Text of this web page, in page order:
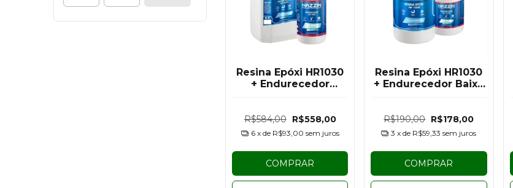
Resina Epóxi HR1030
+ Endurecedor
Viscosidade UV PLUS
- 5KG
R$584,00 R$558,00
6 x de R$93,00 sem juros
COMPRAR
Resina Epóxi HR1030
+ Endurecedor Baixa
R$190,00 R$178,00
3 x de R$59,33 sem juros
COMPRAR